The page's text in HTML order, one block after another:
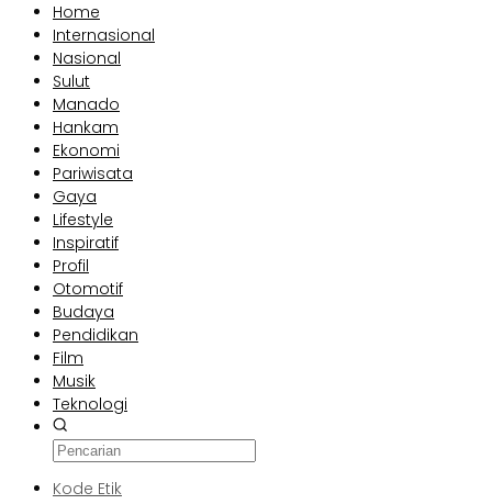
Home
Internasional
Nasional
Sulut
Manado
Hankam
Ekonomi
Pariwisata
Gaya
Lifestyle
Inspiratif
Profil
Otomotif
Budaya
Pendidikan
Film
Musik
Teknologi
Kode Etik